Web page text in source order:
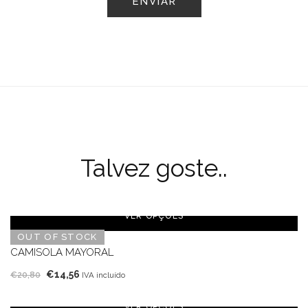
Talvez goste..
OUT OF STOCK
VER OPÇÕES
CAMISOLA MAYORAL
€20,80 O
original
€14,56 O
atual
IVA incluído